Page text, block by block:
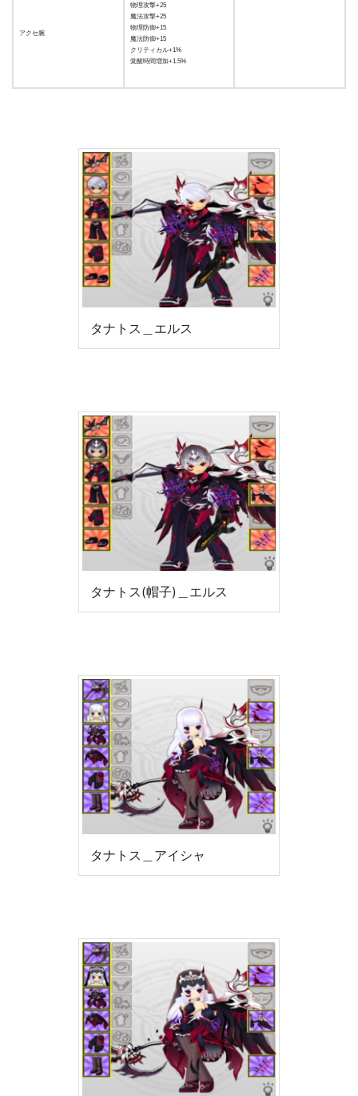
アクセ腕
物理攻撃+25
魔法攻撃+25
物理防御+15
魔法防御+15
クリティカル+1%
覚醒時間増加+1.5%
タナトス＿エルス
タナトス(帽子)＿エルス
タナトス＿アイシャ